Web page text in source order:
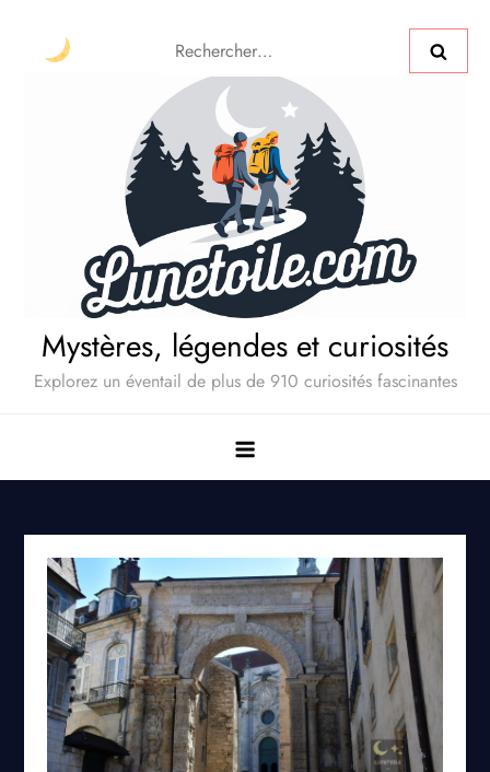
Mystères, légendes et curiosités
Explorez un éventail de plus de 910 curiosités fascinantes